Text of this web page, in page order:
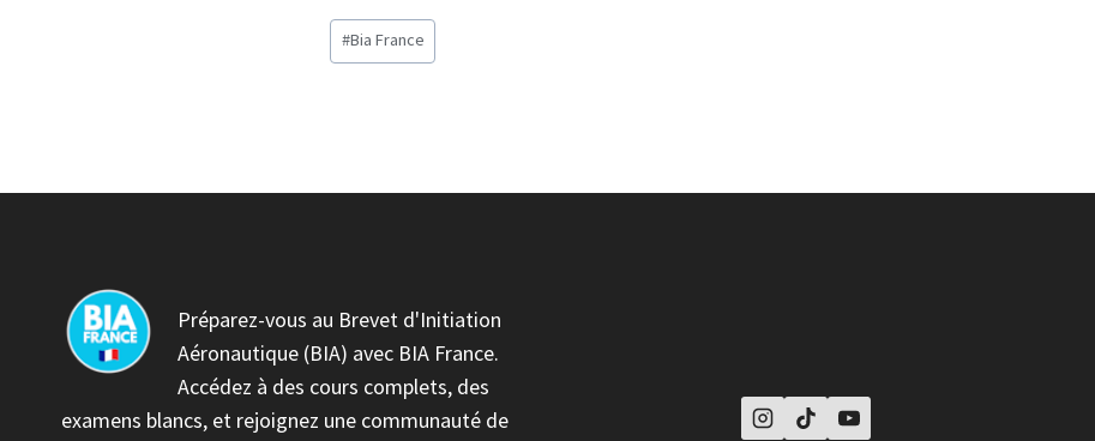
Étiquettes
de
#Bia France
Préparez-vous au Brevet d'Initiation
Aéronautique (BIA) avec BIA France.
Accédez à des cours complets, des
examens blancs, et rejoignez une communauté de